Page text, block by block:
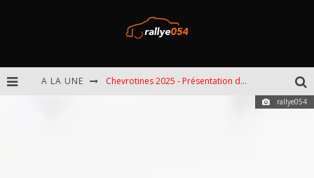
A LA UNE Chevrotines 2025 - Présentation de l'épreuve
rallye054